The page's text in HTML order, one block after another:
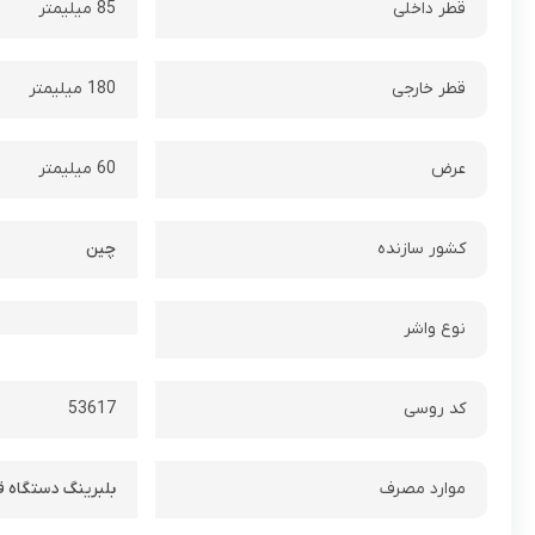
قطر داخلی 85 میلیمتر
قطر خارجی 180 میلیمتر
عرض 60 میلیمتر
کشور سازنده چین
نوع واشر
کد روسی 53617
موارد مصرف بلبرینگ دستگاه